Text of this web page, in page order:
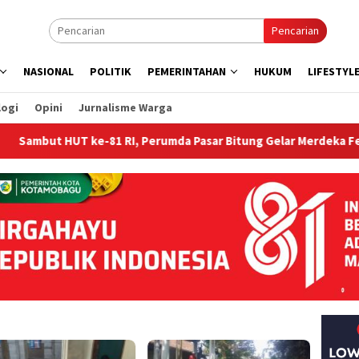
Pencarian
NASIONAL POLITIK PEMERINTAHAN HUKUM LIFESTYLE
Opini Jurnalisme Warga
ke-81 RI, Perumda Pasar Bitung Gelar Merdeka Fest 2026